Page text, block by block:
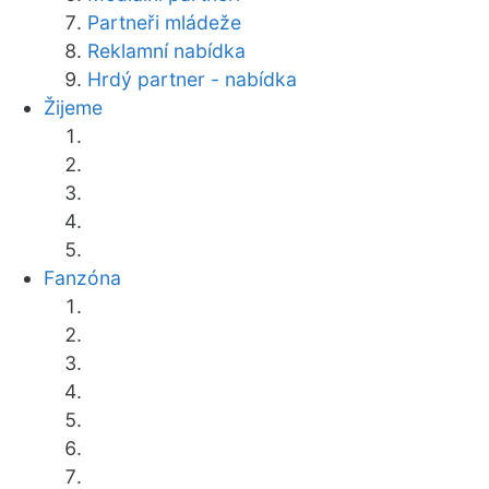
Partneři mládeže
Reklamní nabídka
Hrdý partner - nabídka
Žijeme
Fanzóna